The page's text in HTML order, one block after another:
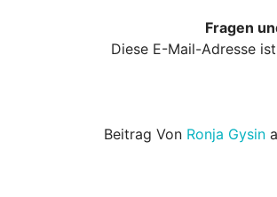
Fragen
Diese E-Mail-Adresse
Beitrag Von Ronja Gysin